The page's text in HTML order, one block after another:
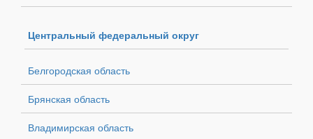
Центральный федеральный округ
Белгородская область
Брянская область
Владимирская область